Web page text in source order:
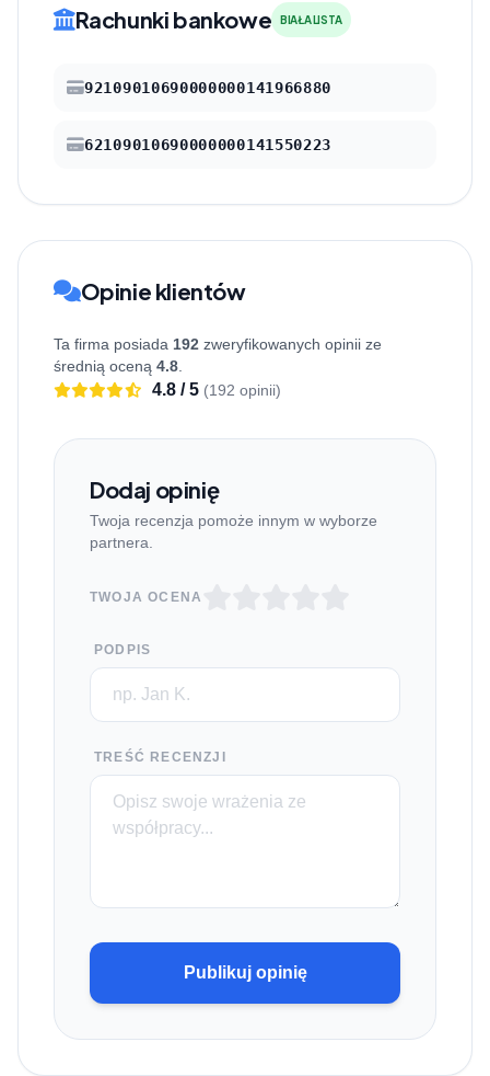
Rachunki bankowe BIAŁA LISTA
92109010690000000141966880
62109010690000000141550223
Opinie klientów
Ta firma posiada 192 zweryfikowanych opinii ze
średnią oceną 4.8
4.8 / 5 (192 opinii)
Dodaj opinię
Twoja recenzja pomoże innym w wyborze
partnera.
TWOJA OCENA
PODPIS
TREŚĆ RECENZJI
Publikuj opinię